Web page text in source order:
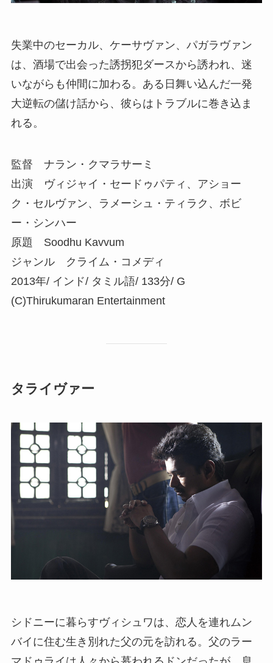
失業中のセーカル、ケーサヴァン、パガラヴァン
は、酒場で出会った誘拐犯ダースから誘われ、迷
いながらも仲間に加わる。ある日舞い込んだ一発
大逆転の儲け話から、彼らはトラブルに巻き込ま
れる。
監督 ナラン・クマラサーミ
出演 ヴィジャイ・セードゥパティ、アショー
ク・セルヴァン、ラメーシュ・ティラク、ボビ
ー・シンハー
原題 Soodhu Kavvum
ジャンル クライム・コメディ
2013年/ インド/ タミル語/ 133分/ G
(C)Thirukumaran Entertainment
タライヴァー
シドニーに暮らすヴィシュワは、恋人を連れムン
バイに住む生き別れた父の元を訪れる。父のラー